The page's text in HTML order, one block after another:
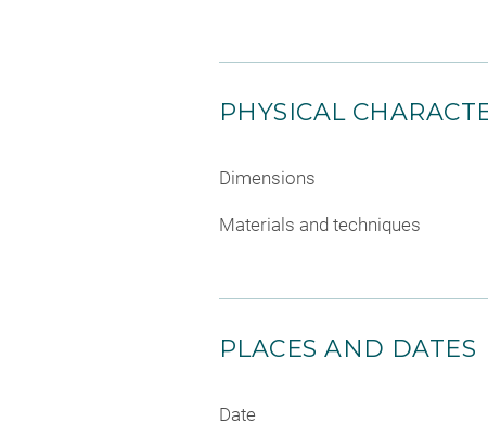
PHYSICAL
Dimensions
Materials and techniques
PLACES AND DATES
Date